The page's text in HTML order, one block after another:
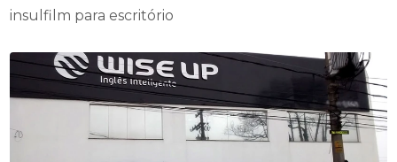
insulfilm para escritório